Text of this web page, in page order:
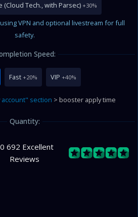
(Cloud Tech., with Parsec)+30%
VPN and optional livestream for full
safety.
Speed:
Fast+20% VIP +40%
account" section > booster apply time
Quantity:
692 Excellent
Reviews